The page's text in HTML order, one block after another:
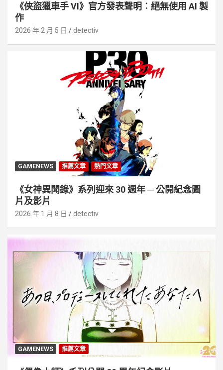
《俠盜獵車手 VI》官方發表聲明︰絕無使用 AI 製
作
2026 年 2 月 5 日 detectiv
GAMENEWS 推薦文章 熱門文章
《女神異聞錄》系列迎來 30 週年 ─ 公開紀念圖
片及影片
2026 年 1 月 8 日 detectiv
GAMENEWS 推薦文章